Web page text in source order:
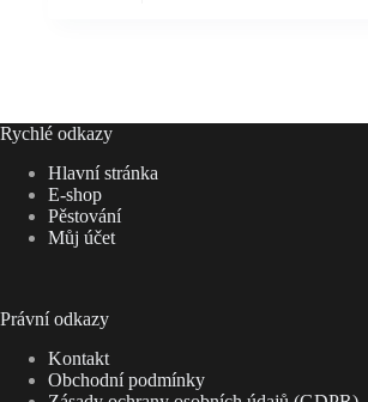
Rychlé odkazy
Hlavní stránka
E-shop
Pěstování
Můj účet
Právní odkazy
Kontakt
Obchodní podmínky